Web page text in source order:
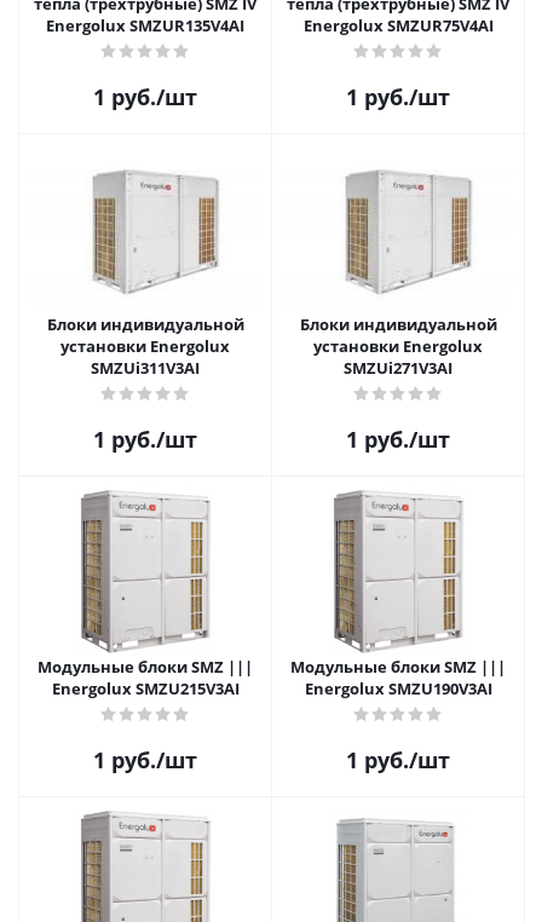
Energolux SMZUR135V4AI
1 руб./шт
Energolux SMZUR75V4AI
1 руб./шт
Блоки индивидуальной
установки Energolux
SMZUi311V3AI
1 руб./шт
Блоки индивидуальной
установки Energolux
SMZUi271V3AI
1 руб./шт
Модульные блоки SMZ |||
Energolux SMZU215V3AI
1 руб./шт
Модульные блоки SMZ |||
Energolux SMZU190V3AI
1 руб./шт